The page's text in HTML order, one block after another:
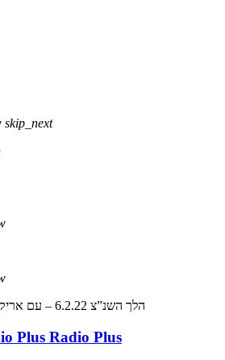
skip_next
הלך השנ”צ 6.2.22 – עם אריק טלמור
Radio Plus